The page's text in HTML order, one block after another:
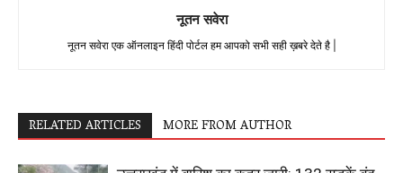
नूतन सवेरा
नूतन सवेरा एक ऑनलाइन हिंदी पोर्टल हम आपको सभी सही ख़बरे देते है |
RELATED ARTICLES MORE FROM AUTHOR